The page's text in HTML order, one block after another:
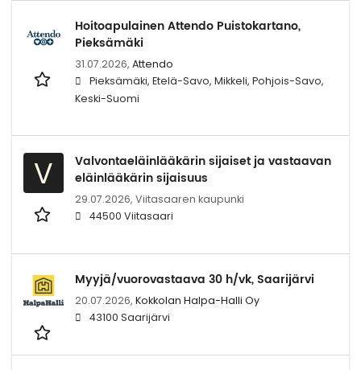
Hoitoapulainen Attendo Puistokartano,
Pieksämäki
31.07.2026, Attendo
Pieksämäki, Etelä-Savo, Mikkeli, Pohjois-Savo,
Keski-Suomi
V
Valvontaeläinlääkärin sijaiset ja vastaavan
eläinlääkärin sijaisuus
29.07.2026, Viitasaaren kaupunki
44500 Viitasaari
Myyjä/vuorovastaava 30 h/vk, Saarijärvi
20.07.2026, Kokkolan Halpa-Halli Oy
43100 Saarijärvi